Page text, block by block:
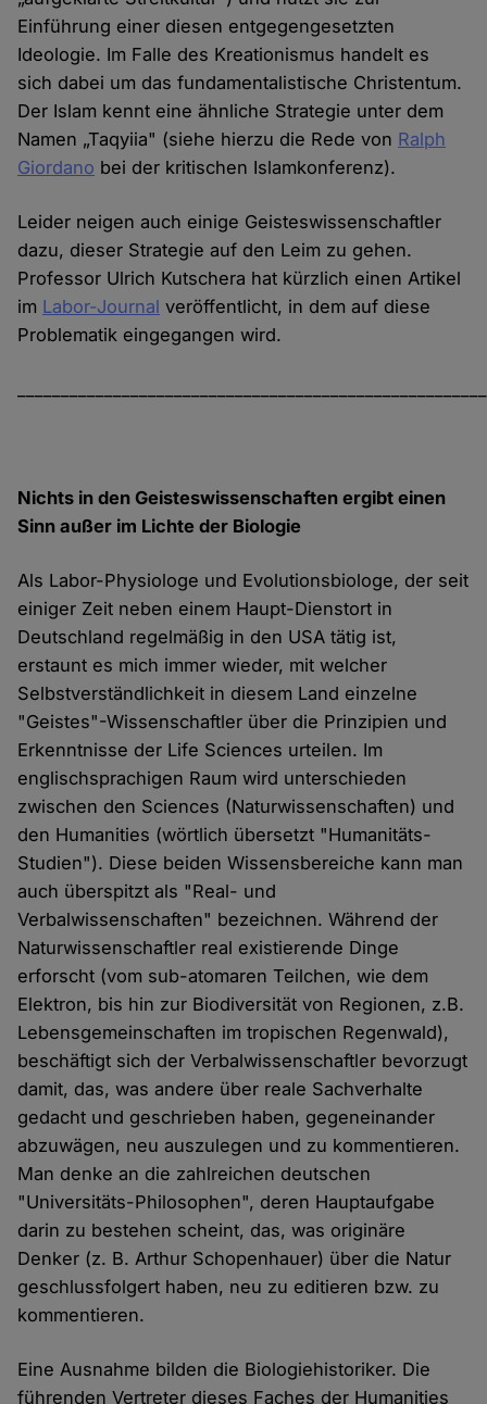
Einführung einer diesen entgegengesetzten
Ideologie. Im Falle des Kreationismus handelt es
sich dabei um das fundamentalistische Christentum.
Der Islam kennt eine ähnliche Strategie unter dem
Namen „Taqyiia" (siehe hierzu die Rede von Ralph
Giordano bei der kritischen Islamkonferenz).
Leider neigen auch einige Geisteswissenschaftler
dazu, dieser Strategie auf den Leim zu gehen.
Professor Ulrich Kutschera hat kürzlich einen Artikel
im Labor-Journal veröffentlicht, in dem auf diese
Problematik eingegangen wird.
Nichts in den Geisteswissenschaften ergibt einen
Sinn außer im Lichte der Biologie
Als Labor-Physiologe und Evolutionsbiologe, der seit
einiger Zeit neben einem Haupt-Dienstort in
Deutschland regelmäßig in den USA tätig ist,
erstaunt es mich immer wieder, mit welcher
Selbstverständlichkeit in diesem Land einzelne
"Geistes"-Wissenschaftler über die Prinzipien und
Erkenntnisse der Life Sciences urteilen. Im
englischsprachigen Raum wird unterschieden
zwischen den Sciences (Naturwissenschaften) und
den Humanities (wörtlich übersetzt "Humanitäts-
Studien"). Diese beiden Wissensbereiche kann man
auch überspitzt als "Real- und
Verbalwissenschaften" bezeichnen. Während der
Naturwissenschaftler real existierende Dinge
erforscht (vom sub-atomaren Teilchen, wie dem
Elektron, bis hin zur Biodiversität von Regionen, z.B.
Lebensgemeinschaften im tropischen Regenwald),
beschäftigt sich der Verbalwissenschaftler bevorzugt
damit, das, was andere über reale Sachverhalte
gedacht und geschrieben haben, gegeneinander
abzuwägen, neu auszulegen und zu kommentieren.
Man denke an die zahlreichen deutschen
"Universitäts-Philosophen", deren Hauptaufgabe
darin zu bestehen scheint, das, was originäre
Denker (z. B. Arthur Schopenhauer) über die Natur
geschlussfolgert haben, neu zu editieren bzw. zu
kommentieren.
Eine Ausnahme bilden die Biologiehistoriker. Die
führenden Vertreter dieses Faches der Humanities